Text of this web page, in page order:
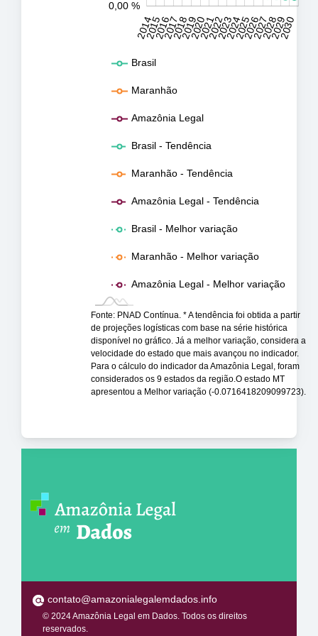
0,00 %
L
2014
201520162017201820192020202120222023202420252026202720282029
2030
2031
2032
Brasil
Maranhão
Amazônia Legal
Brasil - Tendência
Maranhão - Tendência
Amazônia Legal - Tendência
Brasil - Melhor variação
Maranhão - Melhor variação
Amazônia Legal - Melhor variação
Fonte: PNAD Contínua. * A tendência foi obtida a partir
de projeções logísticas com base na série histórica
disponível no gráfico. Já a melhor variação, considera a
velocidade do estado que mais avançou no indicador.
Para o cálculo do indicador da Amazônia Legal, foram
considerados os 9 estados da região.O estado MT
apresentou a Melhor variação (-0.0716418209099723).
contato@amazonialegalemdados.info
© 2024 Amazônia Legal em Dados. Todos os direitos
reservados.